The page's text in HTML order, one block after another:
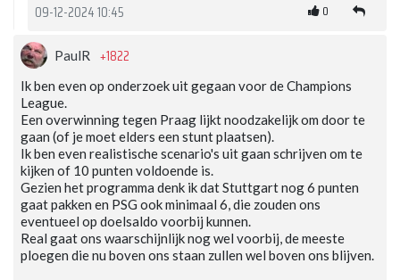
09-12-2024 10:45 0
PaulR +1822
Ik ben even op onderzoek uit gegaan voor de Champions
League.
Een overwinning tegen Praag lijkt noodzakelijk om door te
gaan (of je moet elders een stunt plaatsen).
Ik ben even realistische scenario's uit gaan schrijven om te
kijken of 10 punten voldoende is.
Gezien het programma denk ik dat Stuttgart nog 6 punten
gaat pakken en PSG ook minimaal 6, die zouden ons
eventueel op doelsaldo voorbij kunnen.
Real gaat ons waarschijnlijk nog wel voorbij, de meeste
ploegen die nu boven ons staan zullen wel boven ons blijven.